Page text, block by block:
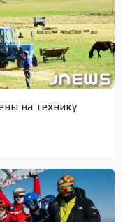
на технику